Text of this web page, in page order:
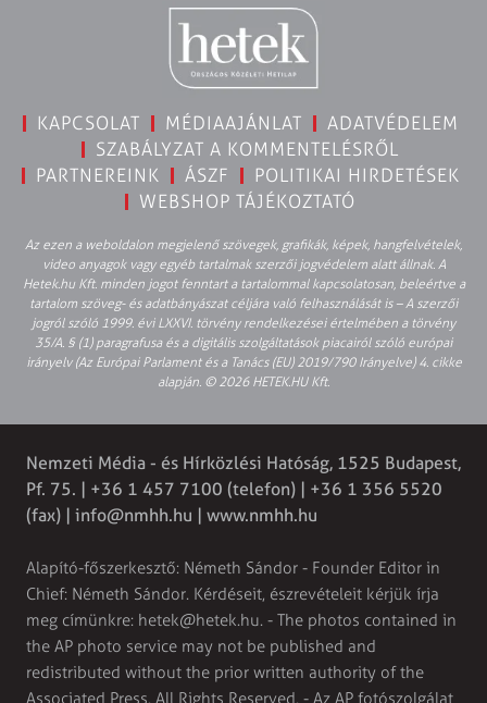
KAPCSOLAT MÉDIAAJÁNLAT
ADATVÉDELEM
SZABÁLYZAT A KOMMENTELÉSRŐL
PARTNEREINK
ÁSZF
POLITIKAI HIRDETÉSEK
WEBSHOP TÁJÉKOZTATÓ
Az ezen a weboldalon megjelenő szövegek, grafikák, képek, hangfelvételek,
video anyagok vagy egyéb tartalmak szerzői jogvédelem alatt állnak. A
Hetek.hu Kft. minden jogot fenntart a tartalommal kapcsolatosan, beleértve a
tartalom szöveg- és adatbányászat céljára való felhasználását is – A szerzői
jogról szóló 1999. évi LXXVI. törvény rendelkezései értelmében a törvény
35/A. § (1) paragrafusa és a digitális szolgáltatások piacairól szóló európai
irányelv (Az Európai Parlament és a Tanács (EU) 2019/790 Irányelve) 4. cikke
alapján. © 2026 HETEK.HU Kft.
Nemzeti Média - és Hírközlési Hatóság, 1525 Budapest,
Pf. 75. | +36 1 457 7100 (telefon) | +36 1 356 5520
(fax) | info@nmhh.hu | www.nmhh.hu
Alapító-főszerkesztő: Németh Sándor - Founder Editor in
Chief: Németh Sándor. Kérdéseit, észrevételeit kérjük írja
meg címünkre: hetek@hetek.hu. - The photos contained in
the AP photo service may not be published and
redistributed without the prior written authority of the
Associated Press. All Rights Reserved. - Az AP fotószolgálat